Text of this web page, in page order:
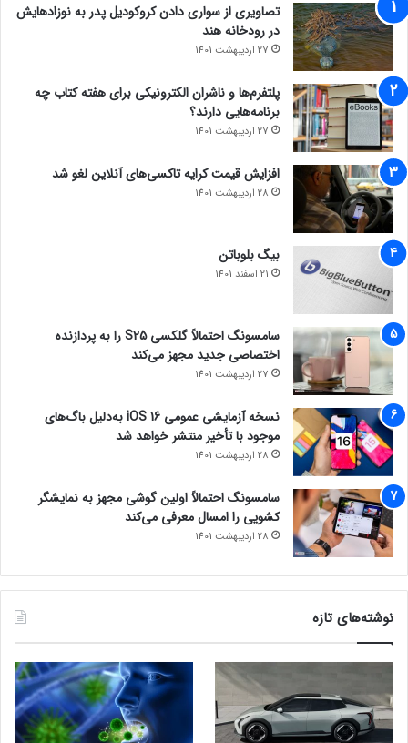
تصاویری از سواری دادن کروکودیل پدر به نوزادهایش
در رودخانه هند
27 اردیبهشت 1401
پلتفرم‌ها و ناشران الکترونیکی برای هفته کتاب چه
برنامه‌هایی دارند؟
27 اردیبهشت 1401
افزایش قیمت کرایه تاکسی‌های آنلاین لغو شد
28 اردیبهشت 1401
بیگ بلوباتن
21 اسفند 1401
سامسونگ احتمالاً گلکسی S25 را به پردازنده
اختصاصی جدید مجهز می‌کند
27 اردیبهشت 1401
نسخه آزمایشی عمومی iOS 16 به‌دلیل باگ‌های
موجود با تأخیر منتشر خواهد شد
28 اردیبهشت 1401
سامسونگ احتمالاً اولین گوشی مجهز به نمایشگر
کشویی را امسال معرفی می‌کند
28 اردیبهشت 1401
نوشته‌های تازه